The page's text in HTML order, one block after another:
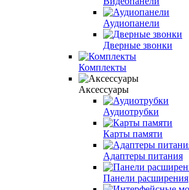
Аудиопанели
Дверные звонки
Комплекты
Аксессуары
Аудиотрубки
Карты памяти
Адаптеры питания
Панели расширения